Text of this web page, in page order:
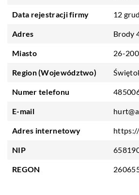
Data rejestracji firmy 12
Adres Brody
Miasto 26-
Region (Województwo)
Numer telefonu
E-mail
Adres internetowy
NIP
REGON